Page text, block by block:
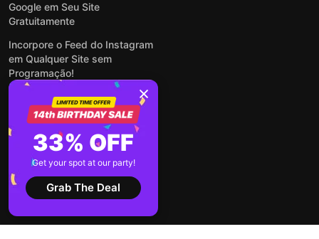
Google em Seu Site
Gratuitamente
Incorpore o Feed do Instagram
em Qualquer Site sem
Programação!
Como Incorporar Formulários
em Qualquer Site Online e
Gratuitamente
Como Criar Formulário para
WordPress: Simples e Rápido
Ver todas publicações
33% OFF
Get your spot at our party!
Grab The Deal